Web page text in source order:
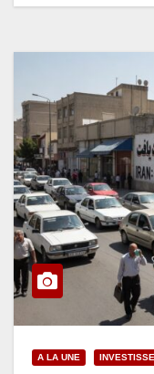
A LA UNE